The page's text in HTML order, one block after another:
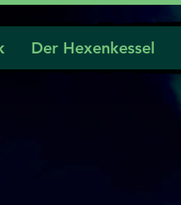
Der Hexenkessel